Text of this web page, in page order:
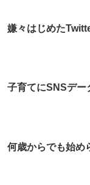
嫌々はじめた
子育てにSNSデー
何歳からでも始め